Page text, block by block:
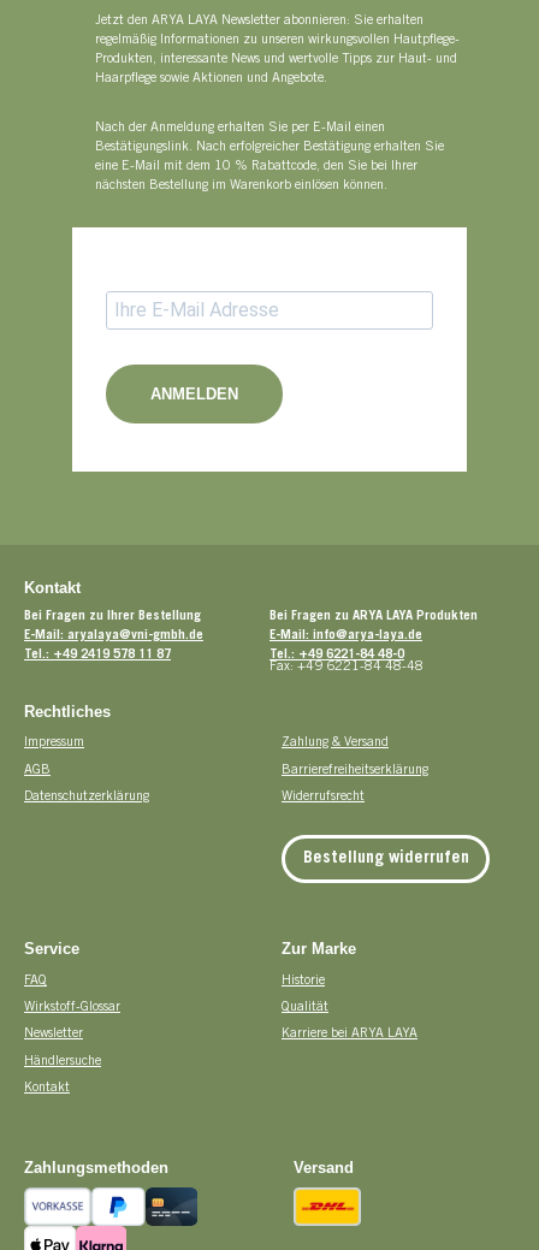
Jetzt den ARYA LAYA Newsletter abonnieren: Sie erhalten
regelmäßig Informationen zu unseren wirkungsvollen Hautpflege-
Produkten, interessante News und wertvolle Tipps zur Haut- und
Haarpflege sowie Aktionen und Angebote.
Nach der Anmeldung erhalten Sie per E-Mail einen
Bestätigungslink. Nach erfolgreicher Bestätigung erhalten Sie
eine E-Mail mit dem 10 % Rabattcode, den Sie bei Ihrer
nächsten Bestellung im Warenkorb einlösen können.
ANMELDEN
Kontakt
Bei Fragen zu Ihrer Bestellung
E-Mail: aryalaya@vni-gmbh.de
Tel.: +49 2419 578 11 87
Bei Fragen zu ARYA LAYA Produkten
E-Mail: info@arya-laya.de
Tel.: +49 6221-84 48-0
Fax: +49 6221-84 48-48
Rechtliches
Impressum
AGB
Datenschutzerklärung
Zahlung & Versand
Barrierefreiheitserklärung
Widerrufsrecht
Bestellung widerrufen
Service
FAQ
Wirkstoff-Glossar
Newsletter
Händlersuche
Kontakt
Zur Marke
Historie
Qualität
Karriere bei ARYA LAYA
Zahlungsmethoden
Vorkasse PayPal Kreditkarte
Versand